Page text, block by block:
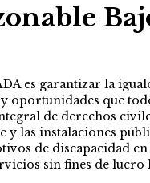
es garantizar la
oportunidades que
de derechos
y las instalaciones
de discapacidad en
sin fines de lucro